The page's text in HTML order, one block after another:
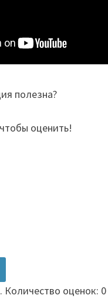
полезна?
оценить!
Количество оценок: 0